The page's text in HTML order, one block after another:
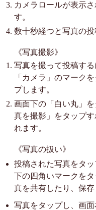
カメラロールが表示
す。
数十秒経つと写真の投
《写真撮影》
写真を撮って投稿す
「カメラ」のマーク
プします。
画面下の「白い丸」
真を撮影」をタップ
れます。
《写真の扱い》
投稿された写真をタ
下の四角いマークを
真を共有したり、保存
写真をタップし、画